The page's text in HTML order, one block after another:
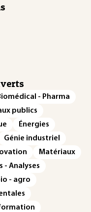
- Pharma
publics
Énergies
Génie industriel
Matériaux
- Analyses
- agro